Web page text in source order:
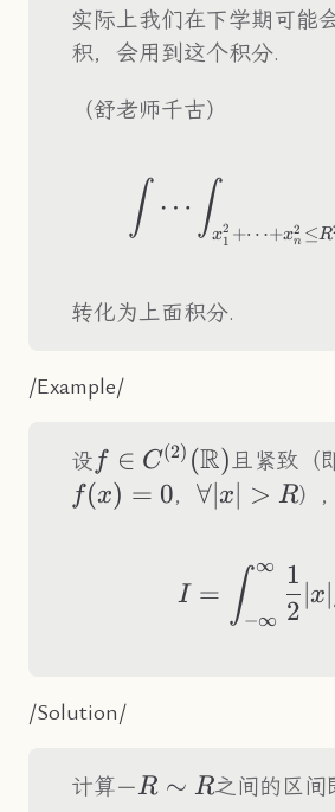
实际上我们在下学期可能
积，会用到这个积分.
（舒老师千古）
∫ ⋯ ∫x1
2 +⋯+xn
2 ≤R
转化为上面积分.
/Example/
设 f\in
C^{(2)}
f ∈ C(2) (R)且紧致（
f(x) = 0，\forall|x|>R
∀∣x∣ > R）
I = ∫−∞
∞
2
1
∣x∣
/Solution/
计算-
−R ∼ R之间的区间